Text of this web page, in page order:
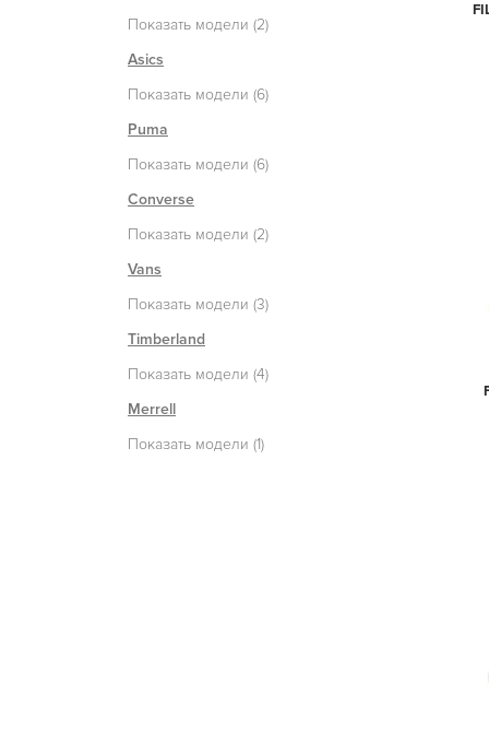
Показать модели (2)
Asics
Показать модели (6)
Puma
Показать модели (6)
Converse
Показать модели (2)
Vans
Показать модели (3)
Timberland
Показать модели (4)
Merrell
Показать модели (1)